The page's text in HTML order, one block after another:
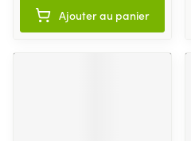
Ajouter au panier